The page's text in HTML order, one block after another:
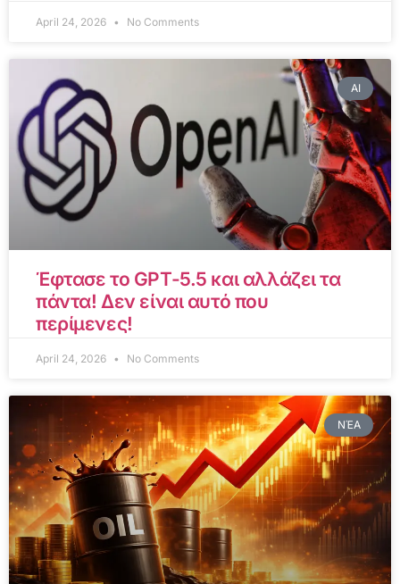
April 24, 2026 No Comments
AI
Έφτασε το GPT-5.5 και αλλάζει τα
πάντα! Δεν είναι αυτό που
περίμενες!
April 24, 2026 No Comments
ΝΈΑ